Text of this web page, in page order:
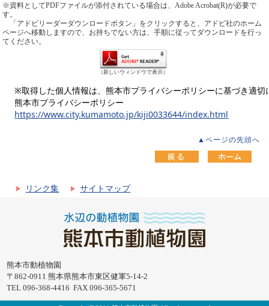
※資料としてPDFファイルが添付されている場合は、Adobe Acrobat(R)が必要で
す。
「アドビリーダーダウンロードボタン」をクリックすると、アドビ社のホーム
ページへ移動しますので、お持ちでない方は、手順に従ってダウンロードを行っ
てください。
（新しいウィンドウで表示）
※取得した個人情報は、熊本市プライバシーポリシーに基づき適切
熊本市プライバシーポリシー
https://www.city.kumamoto.jp/kiji0033644/index.html
▲ページの先頭へ
リンク集 サイトマップ
熊本市動植物園
〒862-0911 熊本県熊本市東区健軍5-14-2
TEL 096-368-4416 FAX 096-365-5671